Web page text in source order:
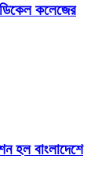
কলেজের
হল বাংলাদেশে